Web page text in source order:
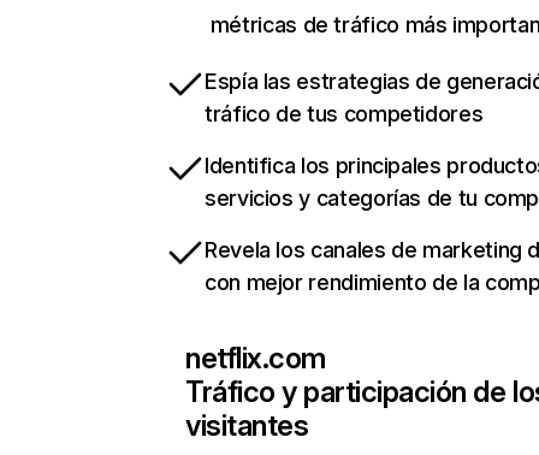
métricas de tráfico más
Espía las estrategias de
tráfico de tus competidores
Identifica los principales
servicios y categorías de tu
Revela los canales de marketing
con mejor rendimiento de la
netflix.com
Tráfico y participación de
visitantes